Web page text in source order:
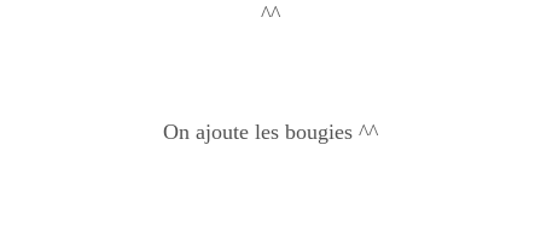
^^
On ajoute les bougies ^^